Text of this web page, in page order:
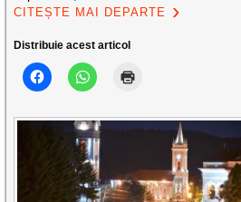
CITEȘTE MAI DEPARTE
Distribuie acest articol